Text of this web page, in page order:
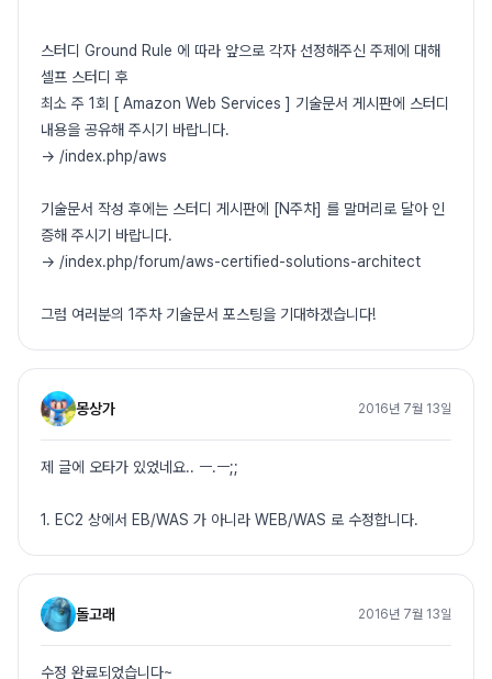
스터디 Ground Rule 에 따라 앞으로 각자 선정해주신 주제에 대해
셀프 스터디 후
최소 주 1회 [ Amazon Web Services ] 기술문서 게시판에 스터디
내용을 공유해 주시기 바랍니다.
-> /index.php/aws
기술문서 작성 후에는 스터디 게시판에 [N주차] 를 말머리로 달아 인
증해 주시기 바랍니다.
-> /index.php/forum/aws-certified-solutions-architect
그럼 여러분의 1주차 기술문서 포스팅을 기대하겠습니다!
몽상가 2016년 7월 13일
제 글에 오타가 있었네요.. ㅡ.ㅡ;;
1. EC2 상에서 EB/WAS 가 아니라 WEB/WAS 로 수정합니다.
돌고래 2016년 7월 13일
수정 완료되었습니다~